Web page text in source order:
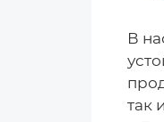
В
так